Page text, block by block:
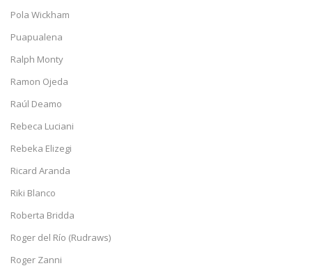
Pola Wickham
Puapualena
Ralph Monty
Ramon Ojeda
Raúl Deamo
Rebeca Luciani
Rebeka Elizegi
Ricard Aranda
Riki Blanco
Roberta Bridda
Roger del Río (Rudraws)
Roger Zanni